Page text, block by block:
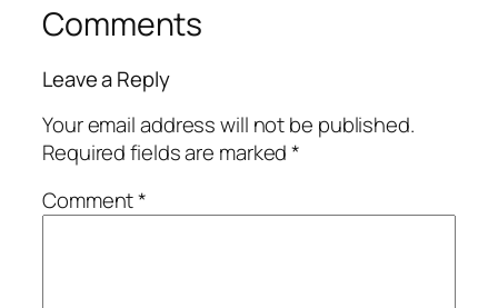
Comments
Leave a Reply
Your email address will not be published.
Required fields are marked*
Comment*